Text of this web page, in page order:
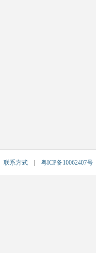
联系方式 粤ICP备10062407号